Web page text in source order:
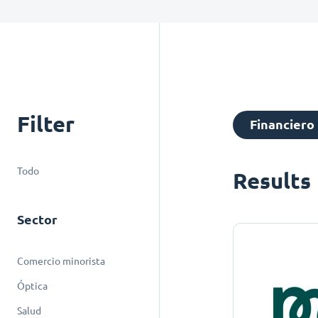
Filter
Todo
Sector
Comercio minorista
Óptica
Salud
Financiero
Results